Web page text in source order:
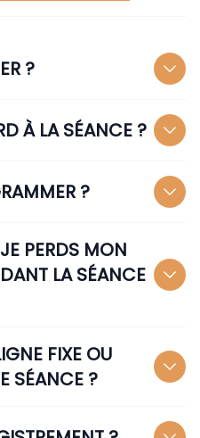
?
À LA SÉANCE ?
?
PERDS MON
LA SÉANCE
FIXE OU
SÉANCE ?